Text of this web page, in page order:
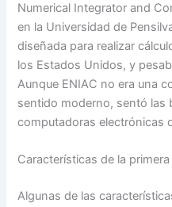
Numerical Integrator and
en la Universidad de
diseñada para realizar
los Estados Unidos, y
Aunque ENIAC no era una
sentido moderno, sentó las
computadoras electrónicas
Características de la
Algunas de las